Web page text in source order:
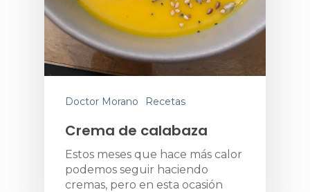
Doctor Morano Recetas
Crema de calabaza
Estos meses que hace más calor
podemos seguir haciendo
cremas, pero en esta ocasión